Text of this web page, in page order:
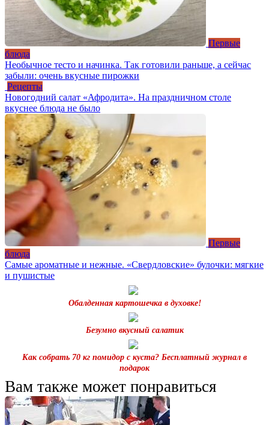
Первые
блюда
Необычное тесто и начинка. Так готовили раньше, а сейчас
забыли: очень вкусные пирожки
Рецепты
Новогодний салат «Афродита». На праздничном столе
вкуснее блюда не было
Первые
блюда
Самые ароматные и нежные. «Свердловские» булочки: мягкие
и пушистые
Обалденная картошечка в духовке!
Безумно вкусный салатик
Как собрать 70 кг помидор с куста? Бесплатный журнал в
подарок
Вам также может понравиться